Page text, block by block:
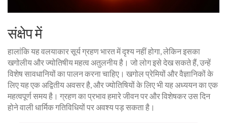
संक्षेप में
हालांकि यह वलयाकार सूर्य ग्रहण भारत में दृश्य नहीं होगा, लेकिन इसका
खगोलीय और ज्योतिषीय महत्व अतुलनीय है। जो लोग इसे देख सकते हैं, उन्हें
विशेष सावधानियों का पालन करना चाहिए। खगोल प्रेमियों और वैज्ञानिकों के
लिए यह एक अद्वितीय अवसर है, और ज्योतिषियों के लिए भी यह अध्ययन का एक
महत्वपूर्ण समय है। ग्रहण का प्रभाव हमारे जीवन पर और विशेषकर उस दिन
होने वाली धार्मिक गतिविधियों पर अवश्य पड़ सकता है।